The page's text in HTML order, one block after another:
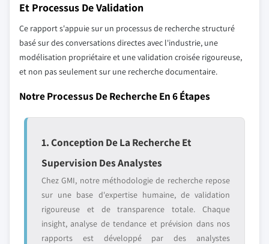
Et Processus De Validation
Ce rapport s'appuie sur un processus de recherche structuré
basé sur des conversations directes avec l'industrie, une
modélisation propriétaire et une validation croisée rigoureuse,
et non pas seulement sur une recherche documentaire.
Notre Processus De Recherche En 6 Étapes
1. Conception De La Recherche Et
Supervision Des Analystes
Chez GMI, notre méthodologie de recherche repose
sur une base d'expertise humaine, de validation
rigoureuse et de transparence totale. Chaque
insight, analyse de tendance et prévision dans nos
rapports est développé par des analystes